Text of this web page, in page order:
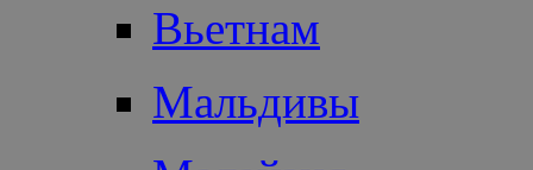
Вьетнам
Мальдивы